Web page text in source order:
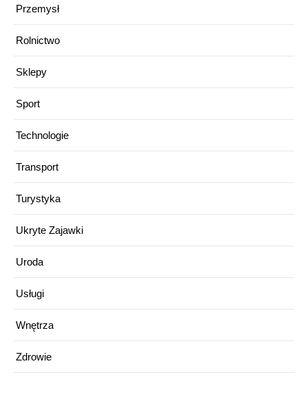
Przemysł
Rolnictwo
Sklepy
Sport
Technologie
Transport
Turystyka
Ukryte Zajawki
Uroda
Usługi
Wnętrza
Zdrowie